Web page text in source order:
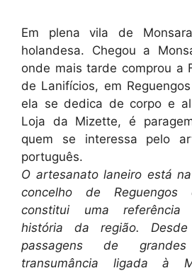
Em plena vila de
holandesa. Chegou a
onde mais tarde comprou a
de Lanifícios, em
ela se dedica de corpo e
Loja da Mizette, é
quem se interessa pelo
português.
O artesanato laneiro está
concelho de
constitui uma referência
história da região.
passagens de
transumância ligada à